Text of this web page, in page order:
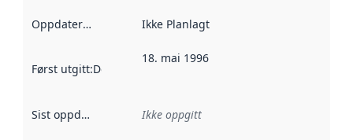
Oppdateringsfrekvens :
Ikke Planlagt
Først utgitt:Denne datoen sier når dataene i dette
18. mai 1996
Sist oppdatert Ikke oppgitt